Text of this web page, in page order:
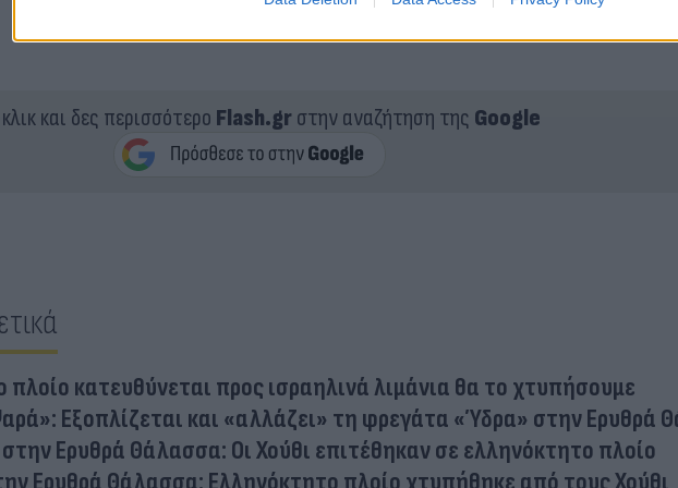
και δες περισσότερο Flash.grστην αναζήτηση της Google
πλοίο κατευθύνεται προς ισραηλινά λιμάνια θα το χτυπήσουμε
Εξοπλίζεται και «αλλάζει» τη φρεγάτα «Ύδρα» στην Ερυθρά
Ερυθρά Θάλασσα: Οι Χούθι επιτέθηκαν σε ελληνόκτητο πλοίο